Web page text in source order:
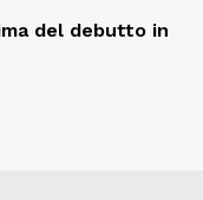
del debutto in